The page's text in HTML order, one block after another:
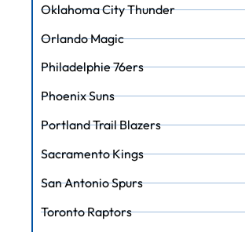
Oklahoma City Thunder
Orlando Magic
Philadelphie 76ers
Phoenix Suns
Portland Trail Blazers
Sacramento Kings
San Antonio Spurs
Toronto Raptors